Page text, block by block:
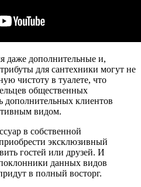
даже дополнительные и,
для сантехники могут не
чистоту в туалете, что
общественных
дополнительных клиентов
видом.
в собственной
эксклюзивный
гостей или друзей. И
данных видов
в полный восторг.